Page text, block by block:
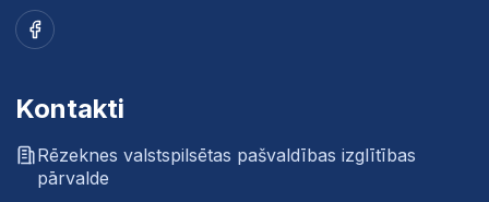
Facebook
Kontakti
Rēzeknes valstspilsētas pašvaldības izglītības
pārvalde